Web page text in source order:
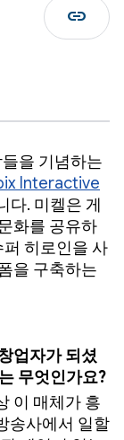
link
을 기념하는
Interactive
다. 미켈은 게
화를 공유하
히로인을 사
을 구축하는
업자가 되셨
무엇인가요?
이 매체가 흥
송사에서 일할